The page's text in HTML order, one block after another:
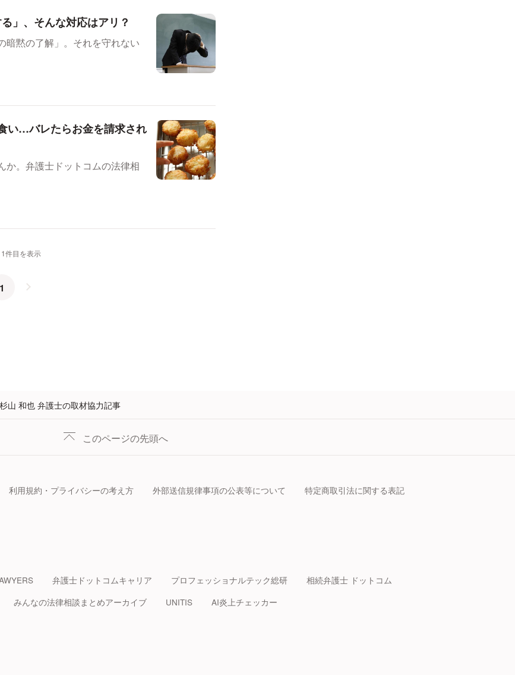
」、そんな対応はアリ？
暗黙の了解」。それを守れない
い…バレたらお金を請求され
か。弁護士ドットコムの法律相
件目を表示
1
杉山 和也 弁護士の取材協力記事
このページの先頭へ
利用規約・プライバシーの考え方 外部送信規律事項の公表等について
特定商取引法に関する表記
弁護士ドットコムキャリア プロフェッショナルテック総研
相続弁護士 ドットコム
みんなの法律相談まとめアーカイブ UNITIS AI炎上チェッカー